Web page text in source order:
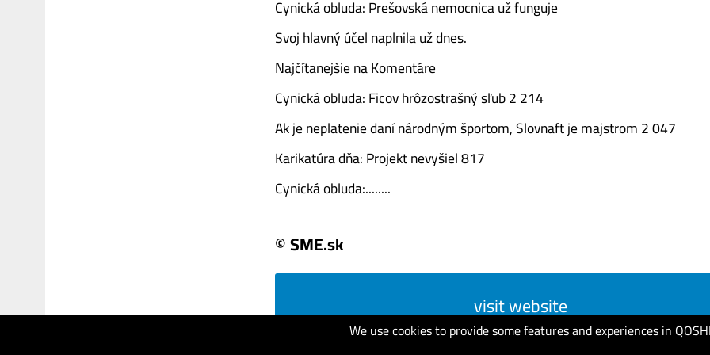
We use cookies to provide some features and experiences in
Cynická obluda: Prešovská nemocnica už funguje
Svoj hlavný účel naplnila už dnes.
Najčítanejšie na Komentáre
Cynická obluda: Ficov hrôzostrašný sľub 2 214
Ak je neplatenie daní národným športom, Slovnaft je majstrom 2 047
Karikatúra dňa: Projekt nevyšiel 817
Cynická obluda:........
© SME.sk
visit website